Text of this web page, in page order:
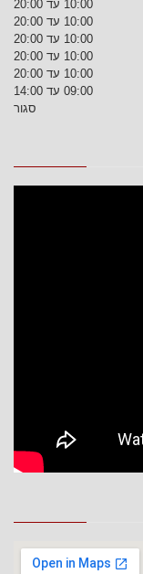
10:00 עד 20:00
10:00 עד 20:00
10:00 עד 20:00
10:00 עד 20:00
10:00 עד 20:00
09:00 עד 14:00
סגור